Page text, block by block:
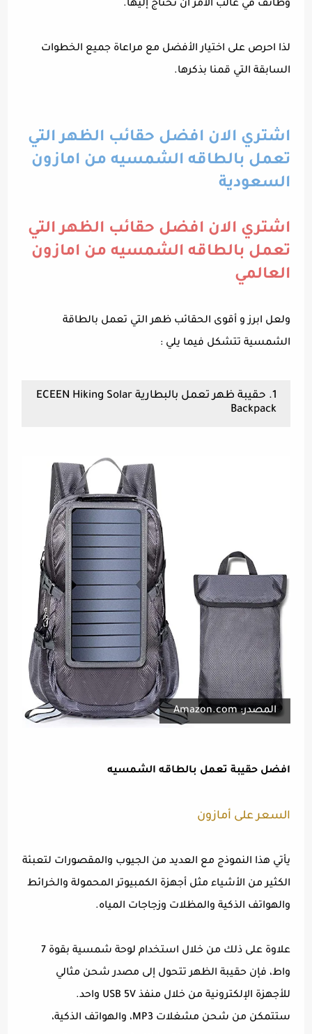
وظاىف في غالب الأمر أن تحتاج إليها.
لذا احرص على اختيار الأفضل مع مراعاة جميع الخطوات
السابقة التي قمنا بذكرها.
اشتري الان افضل حقائب الظهر التي
تعمل بالطاقه الشمسيه من امازون
السعودية
اشتري الان افضل حقائب الظهر التي
تعمل بالطاقه الشمسيه من امازون
العالمي
ولعل ابرز و أقوى الحقائب ظهر التي تعمل بالطاقة
الشمسية تتشكل فيما يلي :
1. حقيبة ظهر تعمل بالبطارية ECEEN Hiking Solar
Backpack
المصدر: Amazon.com
افضل حقيبة تعمل بالطاقه الشمسيه
السعر على أمازون
يأتي هذا النموذج مع العديد من الجيوب والمقصورات لتعبئة
الكثير من الأشياء مثل أجهزة الكمبيوتر المحمولة والخرائط
والهواتف الذكية والمظلات وزجاجات المياه.
علاوة على ذلك من خلال استخدام لوحة شمسية بقوة 7
واط، فإن حقيبة الظهر تتحول إلى مصدر شحن مثالي
للأجهزة الإلكترونية من خلال منفذ USB 5V واحد.
ستتمكن من شحن مشغلات MP3، والهواتف الذكية،